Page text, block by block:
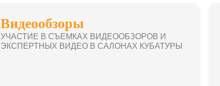
Видеообзоры
УЧАСТИЕ В СЪЕМКАХ ВИДЕООБЗОРОВ И
ЭКСПЕРТНЫХ ВИДЕО В САЛОНАХ КУБАТУРЫ